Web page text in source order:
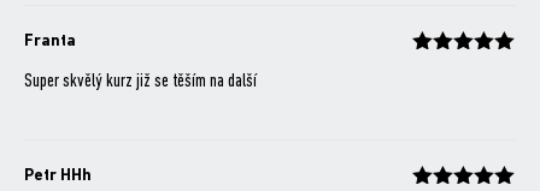
Franta
Super skvělý kurz již se těším na další
Petr HHh